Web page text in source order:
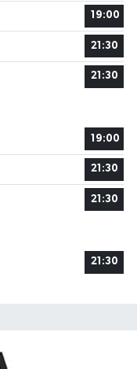
19:00
21:30
21:30
19:00
21:30
21:30
21:30